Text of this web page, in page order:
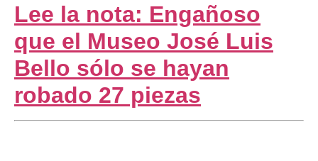
Lee la nota: Engañoso
que el Museo José Luis
Bello sólo se hayan
robado 27 piezas